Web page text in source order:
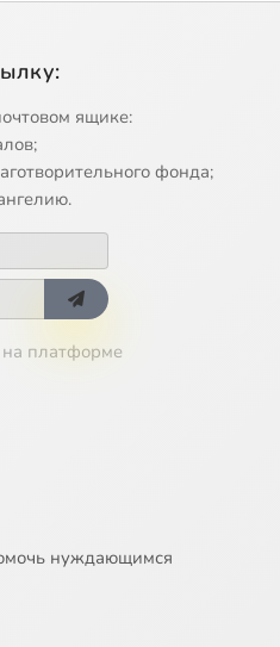
ящике:
фонда;
платформе
нуждающимся